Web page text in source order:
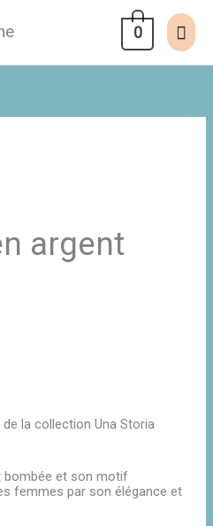
0
argent
la collection Una Storia
bombée et son motif
femmes par son élégance et